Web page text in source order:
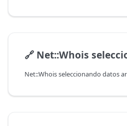
🔗 Net::Whois
Net::Whois seleccionando datos